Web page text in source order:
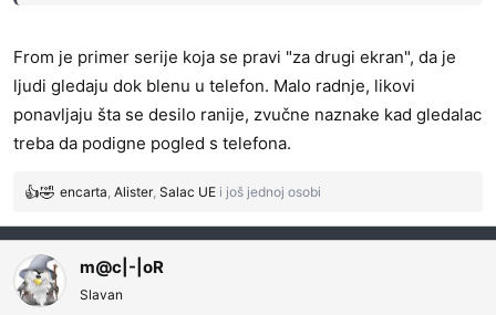
погледао. Реално, епизоде могу да се спакују на 15-
20 минута да стварно постоје нека дешавања, остало
је БУКВАЛНО попуњавање времена у епизодама.
From je primer serije koja se pravi "za drugi ekran", da je
ljudi gledaju dok blenu u telefon. Malo radnje, likovi
ponavljaju šta se desilo ranije, zvučne naznake kad gledalac
treba da podigne pogled s telefona.
R
a
g
o
v
encarta Alister, Salac UE i još jednoj osobi
m@c|-|oR
Slavan